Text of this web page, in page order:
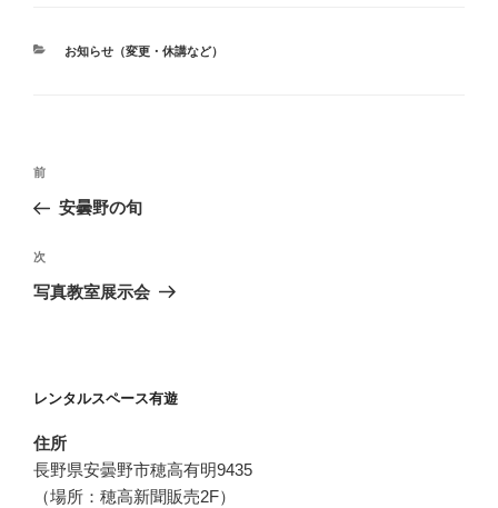
カ
お知らせ（変更・休講など）
投
ビ
ゲ
ン
過
去
投
稿
前
安曇野の旬
次
の
次
写真教室展示会
レンタルスペース有遊
住所
長野県安曇野市穂高有明9435
（場所：穂高新聞販売2F）